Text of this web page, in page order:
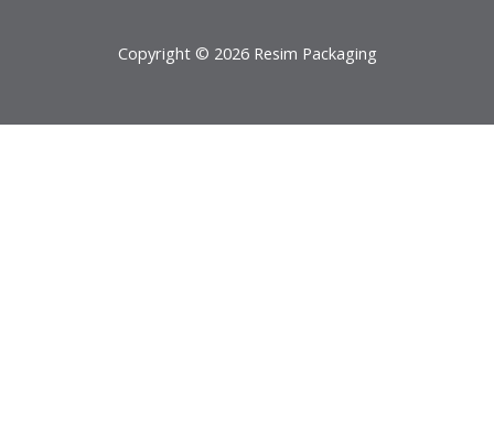
Copyright © 2026 Resim Packaging